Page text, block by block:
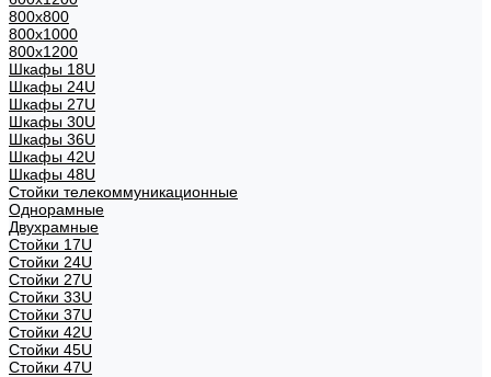
800x800
800х1000
800х1200
Шкафы 18U
Шкафы 24U
Шкафы 27U
Шкафы 30U
Шкафы 36U
Шкафы 42U
Шкафы 48U
Стойки телекоммуникационные
Однорамные
Двухрамные
Стойки 17U
Стойки 24U
Стойки 27U
Стойки 33U
Стойки 37U
Стойки 42U
Стойки 45U
Стойки 47U